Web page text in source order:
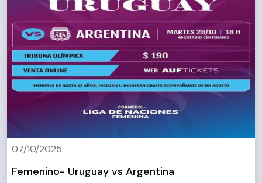
07/10/2025
Femenino- Uruguay vs Argentina